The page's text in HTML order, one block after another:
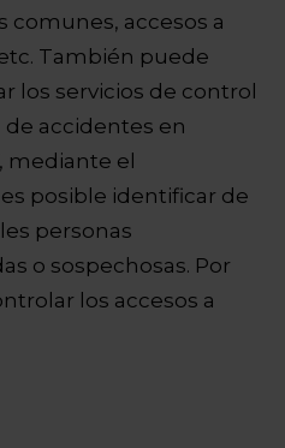
comunes, accesos a
También puede
los servicios de control
accidentes en
mediante el
posible identificar de
personas
o sospechosas. Por
los accesos a